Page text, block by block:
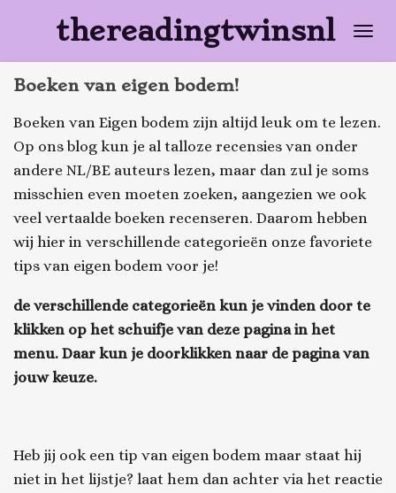
naar
de
hoofdinhoud
thereadingtwinsnl
Boeken van eigen bodem!
Boeken van Eigen bodem zijn altijd leuk om te lezen.
Op ons blog kun je al talloze recensies van onder
andere NL/BE auteurs lezen, maar dan zul je soms
misschien even moeten zoeken, aangezien we ook
veel vertaalde boeken recenseren. Daarom hebben
wij hier in verschillende categorieën onze favoriete
tips van eigen bodem voor je!
de verschillende categorieën kun je vinden door te
klikken op het schuifje van deze pagina in het
menu. Daar kun je doorklikken naar de pagina van
jouw keuze.
Heb jij ook een tip van eigen bodem maar staat hij
niet in het lijstje? laat hem dan achter via het reactie